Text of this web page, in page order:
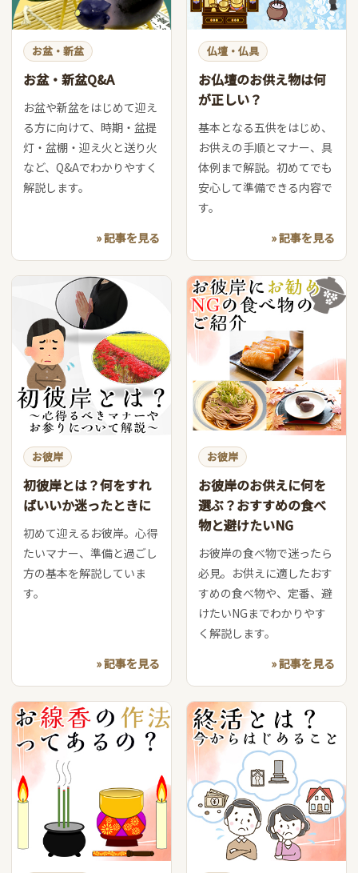
お盆・新盆
お盆・新盆Q&A
お盆や新盆をはじめて迎え
る方に向けて、時期・盆提
灯・盆棚・迎え火と送り火
など、Q&Aでわかりやすく
解説します。
» 記事を見る
仏壇・仏具
お仏壇のお供え物は何
が正しい？
基本となる五供をはじめ、
お供えの手順とマナー、具
体例まで解説。初めてでも
安心して準備できる内容で
す。
» 記事を見る
お彼岸
初彼岸とは？何をすれ
ばいいか迷ったときに
初めて迎えるお彼岸。心得
たいマナー、準備と過ごし
方の基本を解説していま
す。
» 記事を見る
お彼岸
お彼岸のお供えに何を
選ぶ？おすすめの食べ
物と避けたいNG
お彼岸の食べ物で迷ったら
必見。お供えに適したおす
すめの食べ物や、定番、避
けたいNGまでわかりやす
く解説します。
» 記事を見る